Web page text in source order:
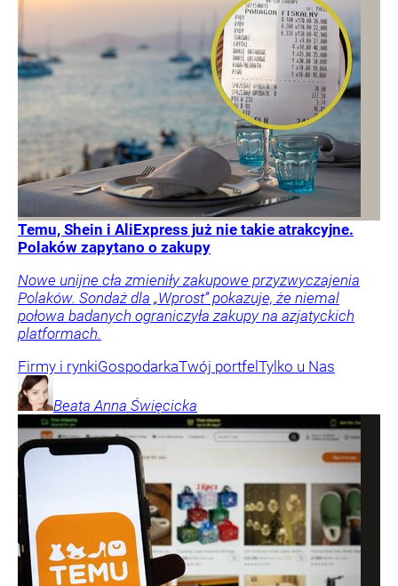
Temu, Shein i AliExpress już nie takie atrakcyjne.
Polaków zapytano o zakupy
Nowe unijne cła zmieniły zakupowe przyzwyczajenia
Polaków. Sondaż dla „Wprost” pokazuje, że niemal
połowa badanych ograniczyła zakupy na azjatyckich
platformach.
Firmy i rynkiGospodarkaTwój portfel Tylko u Nas
Beata Anna Święcicka